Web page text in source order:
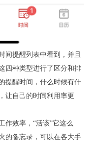
间提醒列表中看到，并且
四种类型进行了区分和排
提醒时间，什么时候有什
让自己的时间利用率更
作效率，“活该”它这么
的备忘录，可以在各大手